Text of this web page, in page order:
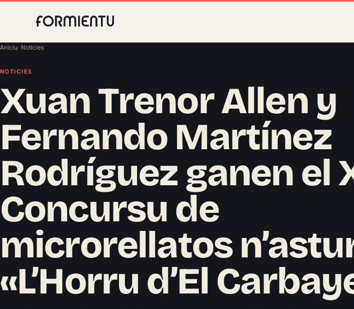
Aniciu/ Noticies
NOTICIES
Xuan Trenor Allen y
Fernando Martínez
Rodríguez ganen el
Concursu de
microrellatos
«L’Horru d’El